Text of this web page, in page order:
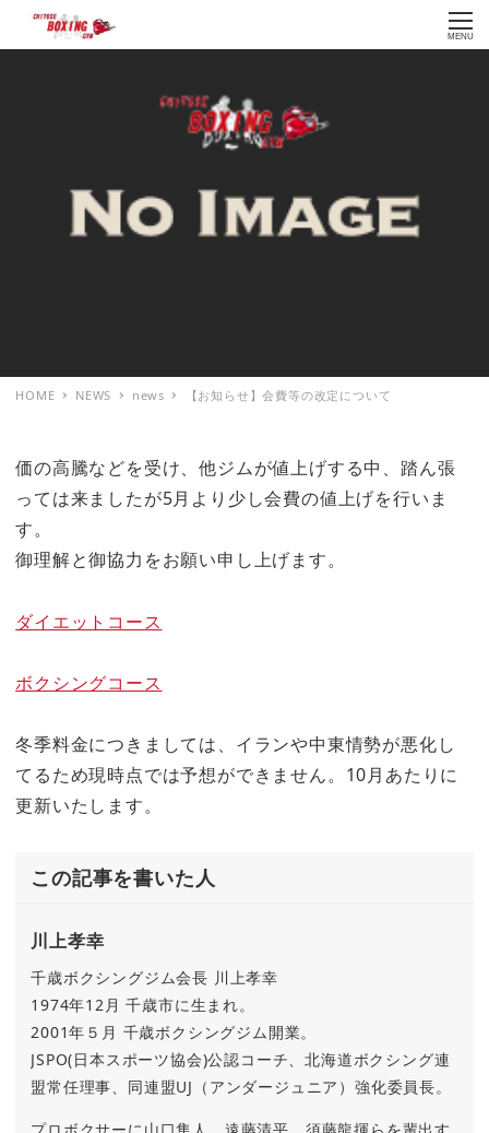
MENU
HOME NEWS news 【お知らせ】会費等の改定について
価の高騰などを受け、他ジムが値上げする中、踏ん張
っては来ましたが5月より少し会費の値上げを行いま
す。
御理解と御協力をお願い申し上げます。
ダイエットコース
ボクシングコース
冬季料金につきましては、イランや中東情勢が悪化し
てるため現時点では予想ができません。10月あたりに
更新いたします。
この記事を書いた人
川上孝幸
千歳ボクシングジム会長 川上孝幸
1974年12月 千歳市に生まれ。
2001年５月 千歳ボクシングジム開業。
JSPO(日本スポーツ協会)公認コーチ、北海道ボクシング連
盟常任理事、同連盟UJ（アンダージュニア）強化委員長。